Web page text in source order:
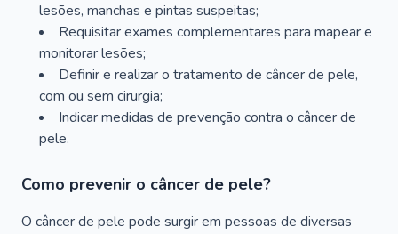
lesões, manchas e pintas suspeitas;
Requisitar exames complementares para mapear e
monitorar lesões;
Definir e realizar o tratamento de câncer de pele,
com ou sem cirurgia;
Indicar medidas de prevenção contra o câncer de
pele.
Como prevenir o câncer de pele?
O câncer de pele pode surgir em pessoas de diversas